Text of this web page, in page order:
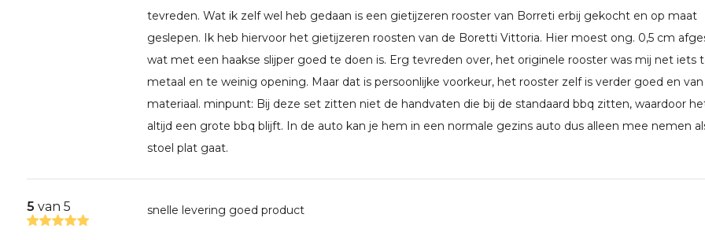
tevreden. Wat ik zelf wel heb gedaan is een gietijzeren rooster van Borreti erbij gekocht en op maat
geslepen. Ik heb hiervoor het gietijzeren roosten van de Boretti Vittoria. Hier moest ong. 0,5 cm
wat met een haakse slijper goed te doen is. Erg tevreden over, het originele rooster was mij net iets
metaal en te weinig opening. Maar dat is persoonlijke voorkeur, het rooster zelf is verder goed en
materiaal. minpunt: Bij deze set zitten niet de handvaten die bij de standaard bbq zitten, waardoor
altijd een grote bbq blijft. In de auto kan je hem in een normale gezins auto dus alleen mee nemen
stoel plat gaat.
5 van 5 snelle levering goed product